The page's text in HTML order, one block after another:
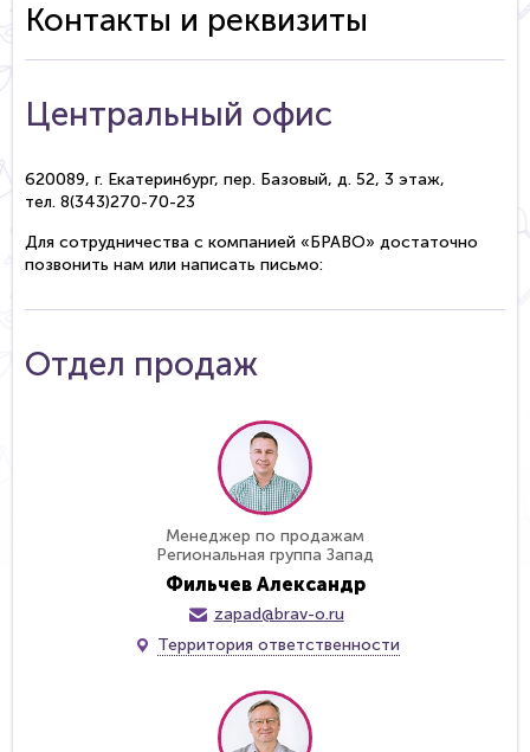
Контакты и реквизиты
Центральный офис
620089, г. Екатеринбург, пер. Базовый, д. 52, 3 этаж,
тел. 8(343)270-70-23
Для сотрудничества с компанией «БРАВО» достаточно
позвонить нам или написать письмо:
Отдел продаж
Менеджер по продажам
Региональная группа Запад
Фильчев Александр
zapad@brav-o.ru
Территория ответственности